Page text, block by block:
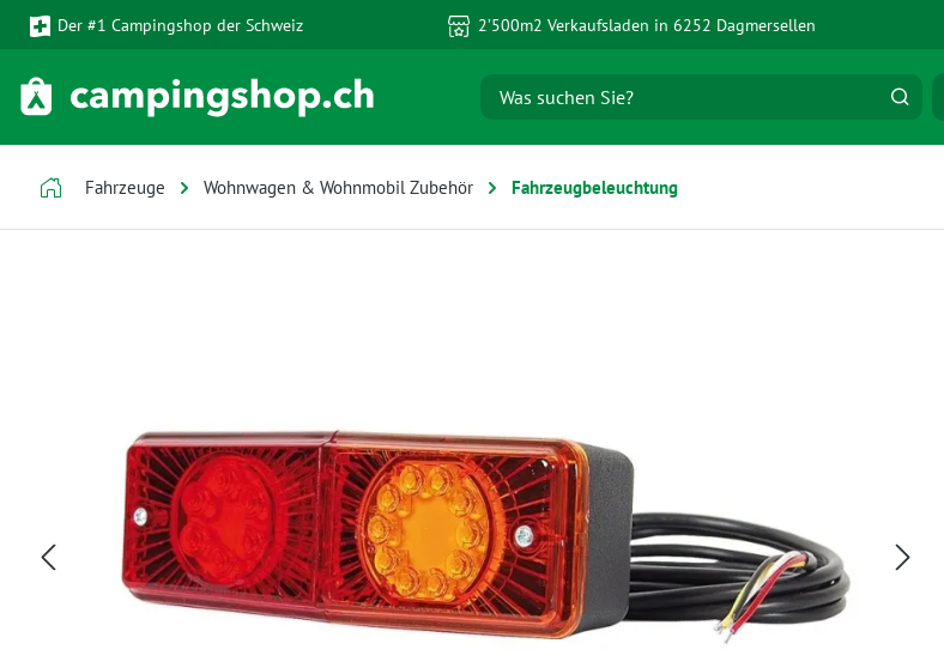
Hauptinhalt springen
Zur Suche springen
Zur Hauptnavigation springen
Der #1 Campingshop der Schweiz 2’500m2 Verkaufsladen in 6252 Dagmersellen
Fahrzeuge Wohnwagen & Wohnmobil Zubehör Fahrzeugbeleuchtung